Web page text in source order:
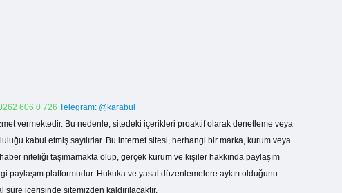
606 0 726 Telegram: @karabul
vermektedir. Bu nedenle, sitedeki içerikleri proaktif olarak denetleme veya
kabul etmiş sayılırlar. Bu internet sitesi, herhangi bir marka, kurum veya
niteliği taşımamakta olup, gerçek kurum ve kişiler hakkında paylaşım
paylaşım platformudur. Hukuka ve yasal düzenlemelere aykırı olduğunu
içerisinde sitemizden kaldırılacaktır.